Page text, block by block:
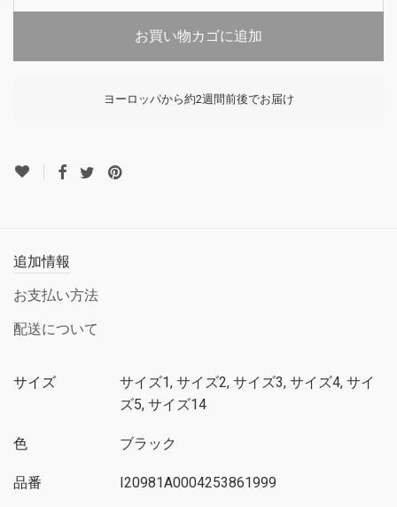
お買い物カゴに追加
ヨーロッパから約2週間前後でお届け
追加情報
お支払い方法
配送について
サイズ
サイズ1, サイズ2, サイズ3, サイズ4, サイ
ズ5, サイズ14
色 ブラック
品番 I20981A0004253861999